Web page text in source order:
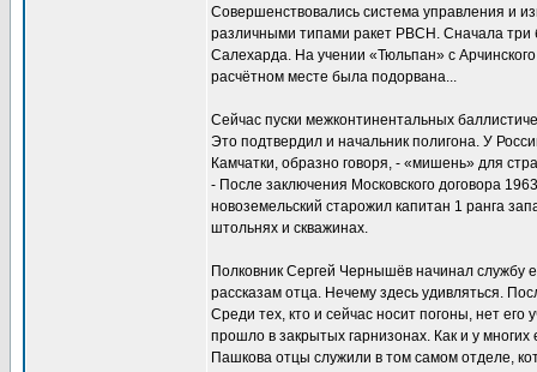
Совершенствовались система управления и
различными типами ракет РВСН. Сначала три
Салехарда. На учении «Тюльпан» с
расчётном месте была подорвана...
Сейчас пуски межконтинентальных
Это подтвердил и начальник полигона. У
Камчатки, образно говоря, - «мишень» для
- После заключения Московского договора
новоземельский старожил капитан 1 ранга
штольнях и скважинах.
Полковник Сергей Чернышёв начинал службу
рассказам отца. Нечему здесь удивляться.
Среди тех, кто и сейчас носит погоны, нет
прошло в закрытых гарнизонах. Как и у
Пашкова отцы служили в том самом отделе,